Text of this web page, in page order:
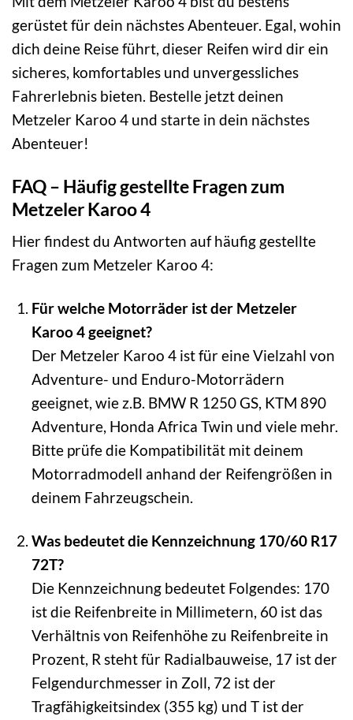
gerüstet für dein nächstes Abenteuer. Egal, wohin
dich deine Reise führt, dieser Reifen wird dir ein
sicheres, komfortables und unvergessliches
Fahrerlebnis bieten. Bestelle jetzt deinen
Metzeler Karoo 4 und starte in dein nächstes
Abenteuer!
FAQ – Häufig gestellte Fragen zum
Metzeler Karoo 4
Hier findest du Antworten auf häufig gestellte
Fragen zum Metzeler Karoo 4:
Für welche Motorräder ist der Metzeler
Karoo 4 geeignet?
Der Metzeler Karoo 4 ist für eine Vielzahl von
Adventure- und Enduro-Motorrädern
geeignet, wie z.B. BMW R 1250 GS, KTM 890
Adventure, Honda Africa Twin und viele mehr.
Bitte prüfe die Kompatibilität mit deinem
Motorradmodell anhand der Reifengrößen in
deinem Fahrzeugschein.
Was bedeutet die Kennzeichnung 170/60 R17
72T?
Die Kennzeichnung bedeutet Folgendes: 170
ist die Reifenbreite in Millimetern, 60 ist das
Verhältnis von Reifenhöhe zu Reifenbreite in
Prozent, R steht für Radialbauweise, 17 ist der
Felgendurchmesser in Zoll, 72 ist der
Tragfähigkeitsindex (355 kg) und T ist der